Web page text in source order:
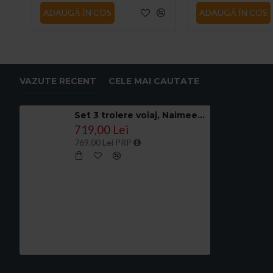
ADAUGĂ ÎN COS ADAUGĂ ÎN COS
VAZUTE RECENT CELE MAI CAUTATE
Set 3 trolere voiaj, Naimeed D5589, 4 roti duble 360 grade, material impermeabil, inchidere cifru, Gri
719,00 Lei
769,00 Lei PRP